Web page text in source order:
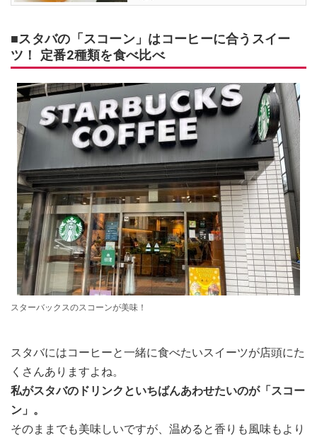
■スタバの「スコーン」はコーヒーに合うスイー
ツ！ 定番2種類を食べ比べ
スターバックスのスコーンが美味！
スタバにはコーヒーと一緒に食べたいスイーツが店頭にた
くさんありますよね。
私がスタバのドリンクといちばんあわせたいのが「スコー
ン」。
そのままでも美味しいですが、温めると香りも風味もより